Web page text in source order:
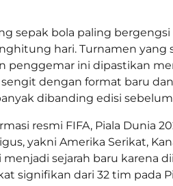
sepak bola paling bergengsi
hari. Turnamen yang
penggemar ini dipastikan
dengan format baru
dibanding edisi
resmi FIFA, Piala Dunia
yakni Amerika Serikat,
sejarah baru karena
signifikan dari 32 tim pada